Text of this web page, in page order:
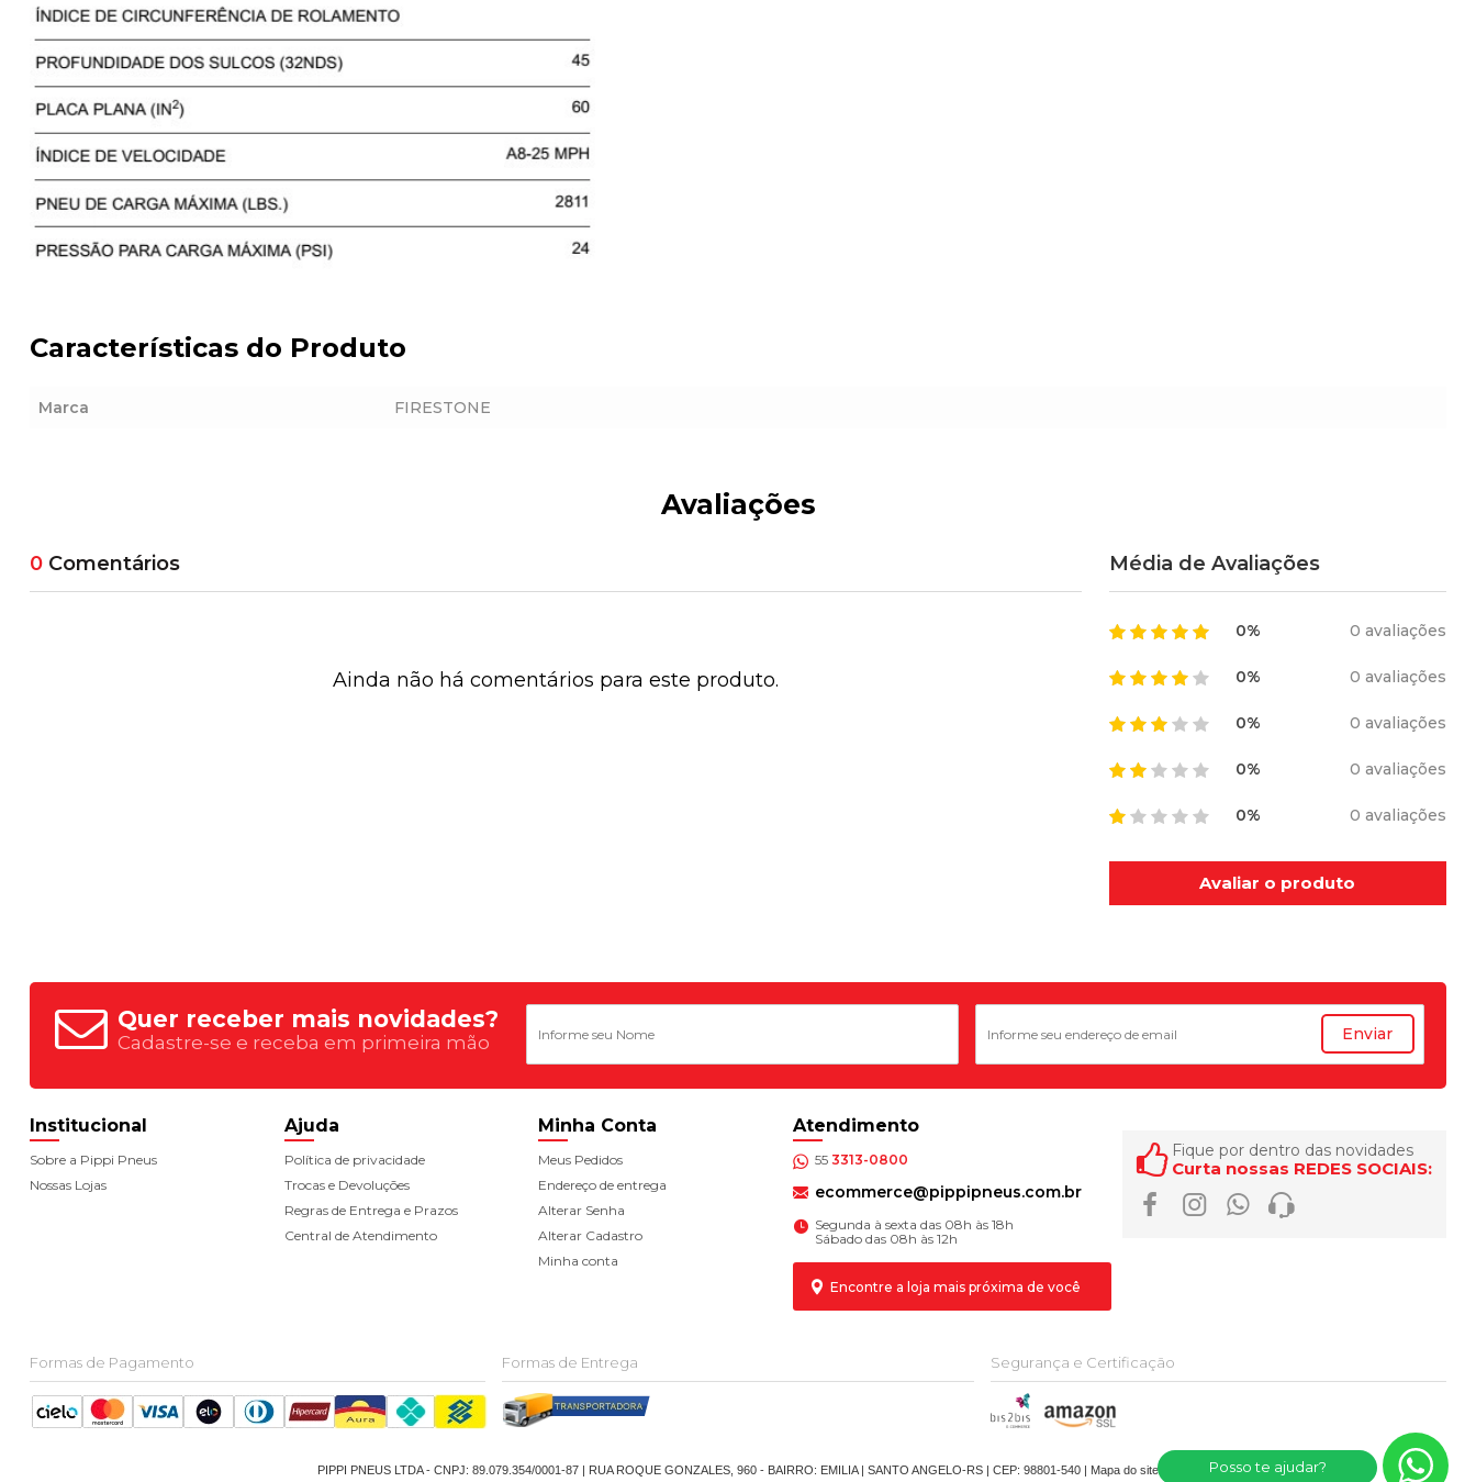
Características do Produto
Marca FIRESTONE
Avaliações
0 Comentários
Ainda não há comentários para este produto.
Média de Avaliações
0% 0 avaliações
0% 0 avaliações
0% 0 avaliações
0% 0 avaliações
0% 0 avaliações
Avaliar o produto
Quer receber mais novidades?
Cadastre-se e receba em primeira mão Enviar
Institucional
Sobre a Pippi Pneus
Nossas Lojas
Ajuda
Política de privacidade
Trocas e Devoluções
Regras de Entrega e Prazos
Central de Atendimento
Minha Conta
Meus Pedidos
Endereço de entrega
Alterar Senha
Alterar Cadastro
Minha conta
Atendimento
553313-0800
ecommerce@pippipneus.com.br
Segunda à sexta das 08h às 18h
Sábado das 08h às 12h
Encontre a loja mais próxima de você
Fique por dentro das novidades
Curta nossas REDES SOCIAIS:
Formas de Pagamento Formas de Entrega Segurança e Certificação
PIPPI PNEUS LTDA - CNPJ: 89.079.354/0001-87 | RUA ROQUE GONZALES, 960 - BAIRRO: EMILIA | SANTO ANGELO-RS | CEP: 98801-540 | Mapa do site Posso te ajudar?